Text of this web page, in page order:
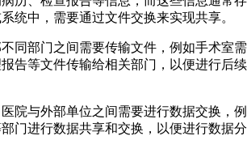
统中，需要通过文件交换来实现共享。
同部门之间需要传输文件，例如手术室需
告等文件传输给相关部门，以便进行后续
医院与外部单位之间需要进行数据交换，例
门进行数据共享和交换，以便进行数据分